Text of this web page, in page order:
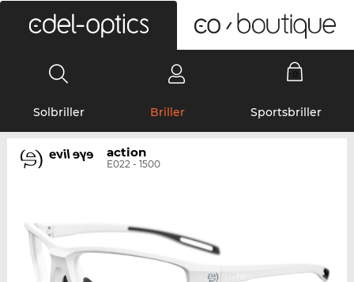
Solbriller Briller Sportsbriller
action
E022 - 1500